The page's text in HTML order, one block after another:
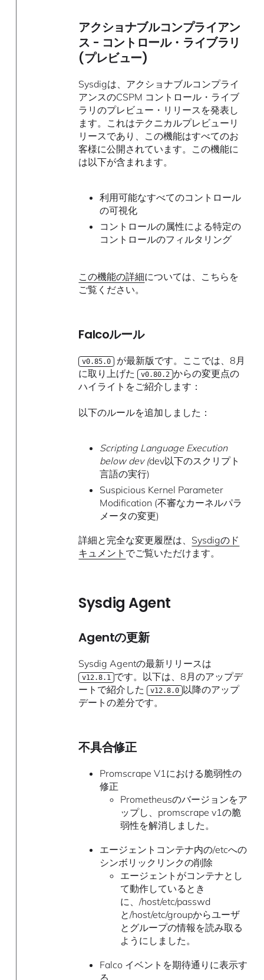
アクショナブルコンプライアン
ス - コントロール・ライブラリ
(プレビュー)
Sysdigは、アクショナブルコンプライ
アンスのCSPM コントロール・ライブ
ラリのプレビュー・リリースを発表し
ます。これはテクニカルプレビューリ
リースであり、この機能はすべてのお
客様に公開されています。この機能に
は以下が含まれます。
利用可能なすべてのコントロール
の可視化
コントロールの属性による特定の
コントロールのフィルタリング
この機能の詳細については、こちらを
ご覧ください。
Falcoルール
v0.85.0 が最新版です。ここでは、8月
に取り上げた v0.80.2 からの変更点の
ハイライトをご紹介します：
以下のルールを追加しました：
Scripting Language Execution
below dev (dev以下のスクリプト
言語の実行)
Suspicious Kernel Parameter
Modification (不審なカーネルパラ
メータの変更)
詳細と完全な変更履歴は、 Sysdigのド
キュメント でご覧いただけます。
Sysdig Agent
Agentの更新
Sysdig Agentの最新リリースは
v12.8.1 です。以下は、8月のアップデ
ートで紹介した v12.8.0 以降のアップ
デートの差分です。
不具合修正
Promscrape V1における脆弱性の
修正
Prometheusのバージョンをア
ップし、promscrape v1の脆
弱性を解消しました。
エージェントコンテナ内の/etcへの
シンボリックリンクの削除
エージェントがコンテナとし
て動作しているとき
に、/host/etc/passwd
と/host/etc/groupからユーザ
とグループの情報を読み取る
ようにしました。
Falco イベントを期待通りに表示す